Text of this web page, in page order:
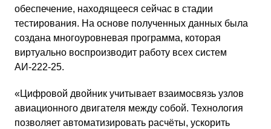
обеспечение, находящееся сейчас в стадии
тестирования. На основе полученных данных была
создана многоуровневая программа, которая
виртуально воспроизводит работу всех систем
АИ-222-25.
«Цифровой двойник учитывает взаимосвязь узлов
авиационного двигателя между собой. Технология
позволяет автоматизировать расчёты, ускорить